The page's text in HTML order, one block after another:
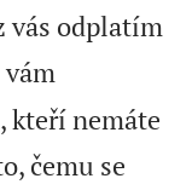
vás odplatím
kteří nemáte
čemu se